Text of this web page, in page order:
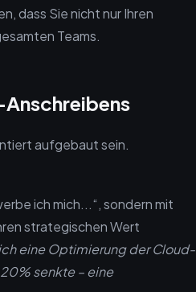
dass Sie nicht nur Ihren
Teams.
aufgebaut sein.
ich mich...“, sondern mit
strategischen Wert
eine Optimierung der Cloud-
senkte – eine